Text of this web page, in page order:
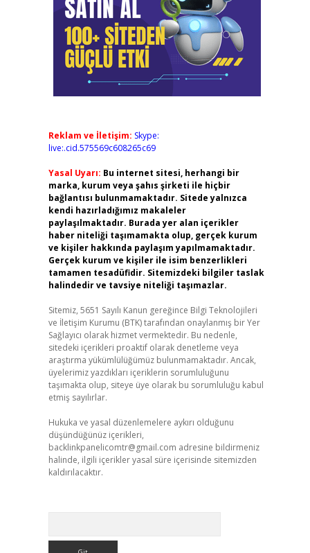
Reklam ve İletişim: Skype:
live:.cid.575569c608265c69
Yasal Uyarı: Bu internet sitesi, herhangi bir
marka, kurum veya şahıs şirketi ile hiçbir
bağlantısı bulunmamaktadır. Sitede yalnızca
kendi hazırladığımız makaleler
paylaşılmaktadır. Burada yer alan içerikler
haber niteliği taşımamakta olup, gerçek kurum
ve kişiler hakkında paylaşım yapılmamaktadır.
Gerçek kurum ve kişiler ile isim benzerlikleri
tamamen tesadüfidir. Sitemizdeki bilgiler taslak
halindedir ve tavsiye niteliği taşımazlar.
Sitemiz, 5651 Sayılı Kanun gereğince Bilgi Teknolojileri
ve İletişim Kurumu (BTK) tarafından onaylanmış bir Yer
Sağlayıcı olarak hizmet vermektedir. Bu nedenle,
sitedeki içerikleri proaktif olarak denetleme veya
araştırma yükümlülüğümüz bulunmamaktadır. Ancak,
üyelerimiz yazdıkları içeriklerin sorumluluğunu
taşımakta olup, siteye üye olarak bu sorumluluğu kabul
etmiş sayılırlar.
Hukuka ve yasal düzenlemelere aykırı olduğunu
düşündüğünüz içerikleri,
backlinkpanelicomtr@gmail.com adresine bildirmeniz
halinde, ilgili içerikler yasal süre içerisinde sitemizden
kaldırılacaktır.